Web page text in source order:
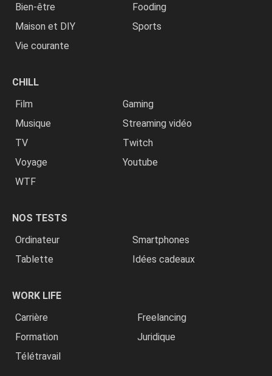
Bien-être
Fooding
Maison et DIY
Sports
Vie courante
CHILL
Film
Gaming
Musique
Streaming vidéo
TV
Twitch
Voyage
Youtube
WTF
NOS TESTS
Ordinateur
Smartphones
Tablette
Idées cadeaux
WORK LIFE
Carrière
Freelancing
Formation
Juridique
Télétravail